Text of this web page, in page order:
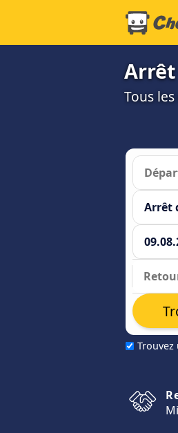
Arrêt
Tous